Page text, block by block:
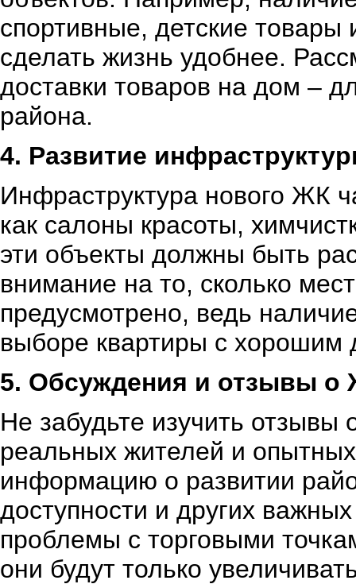
спортивные, детские
сделать жизнь удобнее.
доставки товаров на дом –
района.
4. Развитие
Инфраструктура нового ЖК
как салоны красоты,
эти объекты должны быть
внимание на то, сколько
предусмотрено, ведь
выборе квартиры с хорошим
5. Обсуждения и отзывы о
Не забудьте изучить
реальных жителей и
информацию о развитии
доступности и других
проблемы с торговыми
они будут только